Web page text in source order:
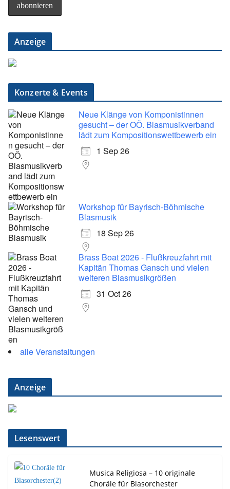
Anzeige
Konzerte & Events
Neue Klänge von Komponistinnen
gesucht – der OÖ. Blasmusikverband
lädt zum Kompositionswettbewerb ein
1 Sep 26
Workshop für Bayrisch-Böhmische
Blasmusik
18 Sep 26
Brass Boat 2026 - Flußkreuzfahrt mit
Kapitän Thomas Gansch und vielen
weiteren Blasmusikgrößen
31 Oct 26
alle Veranstaltungen
Anzeige
Lesenswert
Musica Religiosa – 10 originale
Choräle für Blasorchester